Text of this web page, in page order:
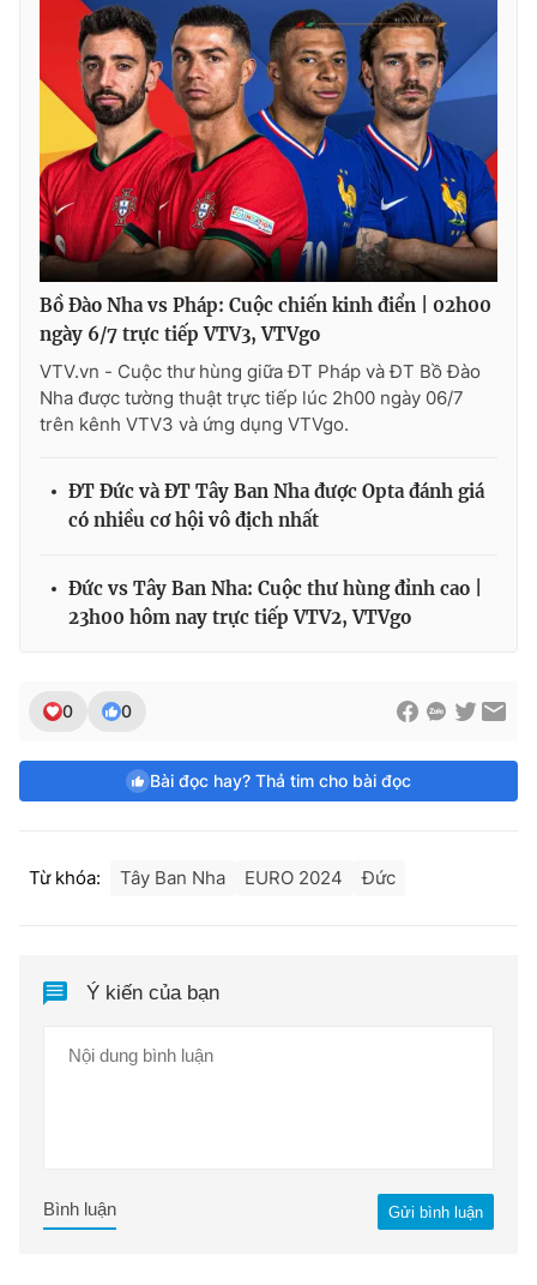
Bồ Đào Nha vs Pháp: Cuộc chiến kinh điển | 02h00
ngày 6/7 trực tiếp VTV3, VTVgo
VTV.vn - Cuộc thư hùng giữa ĐT Pháp và ĐT Bồ Đào
Nha được tường thuật trực tiếp lúc 2h00 ngày 06/7
trên kênh VTV3 và ứng dụng VTVgo.
ĐT Đức và ĐT Tây Ban Nha được Opta đánh giá
có nhiều cơ hội vô địch nhất
Đức vs Tây Ban Nha: Cuộc thư hùng đỉnh cao |
23h00 hôm nay trực tiếp VTV2, VTVgo
0 0
Bài đọc hay? Thả tim cho bài đọc
Từ khóa: Tây Ban Nha EURO 2024 Đức
Ý kiến của bạn
Gửi bình luận
Bình luận